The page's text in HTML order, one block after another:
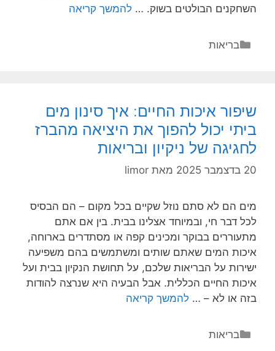
השחקנים הבולטים בשוק. … להמשך קריאה
הרבלייף
–
נכון
ולמה
זה
כל
כך
משתלם?
קטגוריות
בריאות
שיפור איכות החיים: איך סינון מים
ביתי יכול להפוך את היציאה מהברז
לחגיגה של ניקיון ובריאות
20 בדצמבר 2025 מאת limor
מים הם לא סתם נוזל שקיים בכל מקום – הם הבסיס
לכל דבר חי, ובמיוחד אצלינו בבית. בין אם אתם
מתעוררים בבוקר ומכינים קפה או מסתדרים בארוחה,
איכות המים שאתם שותים ומשתמשים בהם משפיעה
ישירות על הבריאות שלכם, על תחושת הנקיון בבית ועל
איכות החיים הכללית. אבל הבעיה היא שנרצה להודות
בזה או לא – … להמשך קריאה
קטגוריות
בריאות